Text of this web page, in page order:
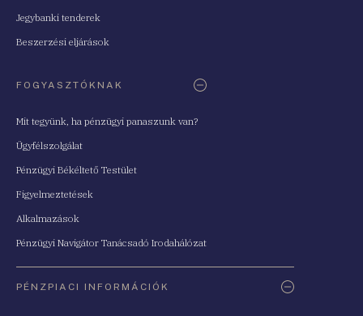
Jegybanki tenderek
Beszerzési eljárások
FOGYASZTÓKNAK
Mit tegyünk, ha pénzügyi panaszunk van?
Ügyfélszolgálat
Pénzügyi Békéltető Testület
Figyelmeztetések
Alkalmazások
Pénzügyi Navigátor Tanácsadó Irodahálózat
PÉNZPIACI INFORMÁCIÓK